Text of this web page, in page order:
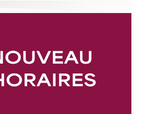
du secrétariat dès le 1er août